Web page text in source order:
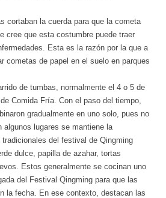
cortaban la cuerda para que la cometa
cree que esta costumbre puede traer
Esta es la razón por la que a
cometas de papel en el suelo en parques
de tumbas, normalmente el 4 o 5 de
Comida Fría. Con el paso del tiempo,
gradualmente en uno solo, pues no
algunos lugares se mantiene la
del festival de Qingming
dulce, papilla de azahar, tortas
Estos generalmente se cocinan uno
del Festival Qingming para que las
la fecha. En ese contexto, destacan las